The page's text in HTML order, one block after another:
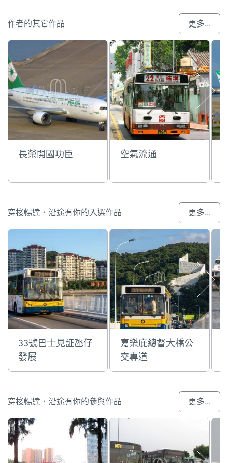
作者的其它作品 更多...
長榮開國功臣 空氣流通
穿梭暢達．沿途有你的入選作品 更多...
33號巴士見証氹仔
發展
嘉樂庇總督大橋公
交專道
穿梭暢達．沿途有你的參與作品 更多...